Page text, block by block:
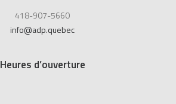
418-907-5660
info@adp.quebec
Heures d’ouverture